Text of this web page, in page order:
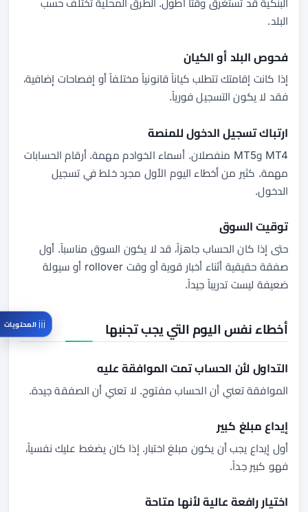
البنكية قد تستغرق وقتاً أطول. الطرق المحلية تختلف حسب
البلد.
فحوص البلد أو الكيان
إذا كانت إقامتك تتطلب كياناً قانونياً مختلفاً أو إفصاحات إضافية،
فقد لا يكون التسجيل فورياً.
ارتباك تسجيل الدخول للمنصة
MT4 وMT5 منفصلان. أسماء الخوادم مهمة. أرقام الحسابات
مهمة. كثير من أخطاء اليوم الأول مجرد خلط في تسجيل
الدخول.
توقيت السوق
حتى إذا كان الحساب جاهزاً، قد لا يكون السوق مناسباً. أول
صفقة حقيقية أثناء أخبار قوية أو وقت rollover أو سيولة
ضعيفة ليست تدريباً جيداً.
أخطاء نفس اليوم التي يجب تجنبها
التداول لأن الحساب تمت الموافقة عليه
الموافقة تعني أن الحساب مفتوح. لا تعني أن الصفقة جيدة.
إيداع مبلغ كبير
أول إيداع يجب أن يكون مبلغ اختبار. إذا كان يضغط عليك نفسياً،
فهو كبير جداً.
اختيار رافعة عالية لأنها متاحة
المحتويات